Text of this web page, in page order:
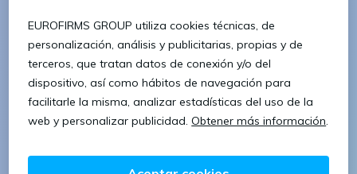
Confirmar contraseña
8 caracteres 1 letra minúscula
1 letra mayúscula 1 número